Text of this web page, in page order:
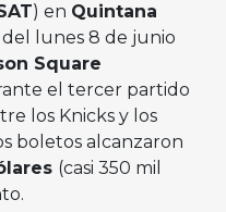
) en Quintana
lunes 8 de junio
Square
el tercer partido
los Knicks y los
boletos alcanzaron
(casi 350 mil